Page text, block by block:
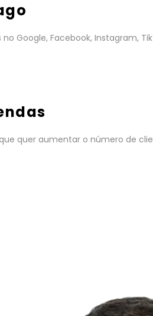
Google, Facebook, Instagram,
quer aumentar o número de